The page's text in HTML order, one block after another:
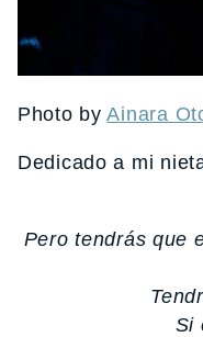
Photo byAinara
Dedicado a mi
Pero tendrás que
Si